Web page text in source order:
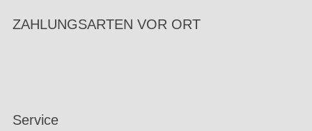
ZAHLUNGSARTEN VOR ORT
Service